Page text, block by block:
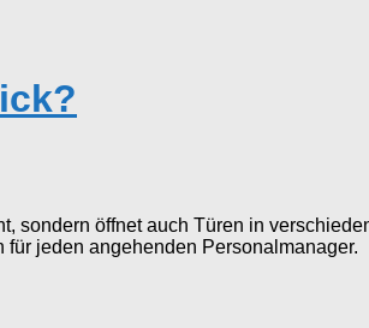
sondern öffnet auch Türen in
jeden angehenden Personalmanager.